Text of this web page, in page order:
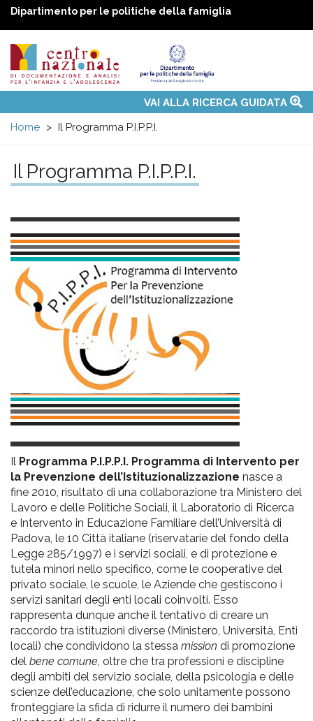
Dipartimento per le politiche della famiglia
Centro
nazionale
di
Documentazione
e
analisi
pr
l'infanzia
e
l'adolescenza
Main
menu
Temi
Attività
Convenzione ONUVAI ALLA RICERCA GUIDATA
Home
Il Programma P.I.P.P.I.
Il Programma P.I.P.P.I.
Il Programma P.I.P.P.I. Programma di Intervento per
la Prevenzione dell’Istituzionalizzazione nasce a
fine 2010, risultato di una collaborazione tra Ministero del
Lavoro e delle Politiche Sociali, il Laboratorio di Ricerca
e Intervento in Educazione Familiare dell’Università di
Padova, le 10 Città italiane (riservatarie del fondo della
Legge 285/1997) e i servizi sociali, e di protezione e
tutela minori nello specifico, come le cooperative del
privato sociale, le scuole, le Aziende che gestiscono i
servizi sanitari degli enti locali coinvolti. Esso
rappresenta dunque anche il tentativo di creare un
raccordo tra istituzioni diverse (Ministero, Università, Enti
locali) che condividono la stessa mission di promozione
del bene comune, oltre che tra professioni e discipline
degli ambiti del servizio sociale, della psicologia e delle
scienze dell’educazione, che solo unitamente possono
fronteggiare la sfida di ridurre il numero dei bambini